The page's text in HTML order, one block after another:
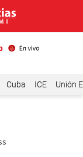
Cuba ICE Unión